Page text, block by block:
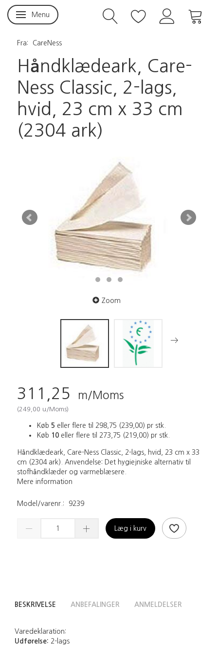
Skifte navigation
Menu
Fra: CareNess
Håndklædeark, Care-
Ness Classic, 2-lags,
hvid, 23 cm x 33 cm
(2304 ark)
Zoom
311,25 m/Moms
(249,00 u/Moms)
Køb 5 eller flere til 298,75 (239,00) pr stk.
Køb 10 eller flere til 273,75 (219,00) pr stk.
Håndklædeark, Care-Ness Classic, 2-lags, hvid, 23 cm x 33
cm (2304 ark). Anvendelse: Det hygiejniske alternativ til
stofhåndklæder og varmeblæsere.
Mere information
Model/varenr.: 9239
Læg i kurv
BESKRIVELSE ANBEFALINGER ANMELDELSER
Varedeklaration:
Udførelse: 2-lags